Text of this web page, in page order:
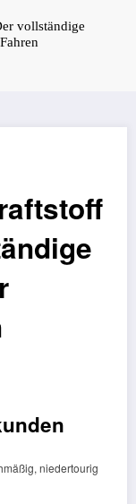
vollständige
niedertourig